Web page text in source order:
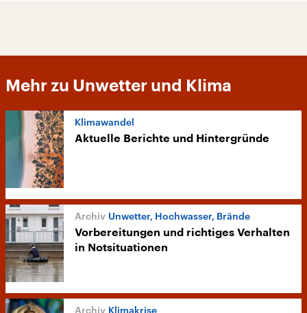
Mehr zu Unwetter und Klima
Klimawandel
Aktuelle Berichte und Hintergründe
Unwetter, Hochwasser, Brände
Vorbereitungen und richtiges Verhalten
in Notsituationen
Klimakrise